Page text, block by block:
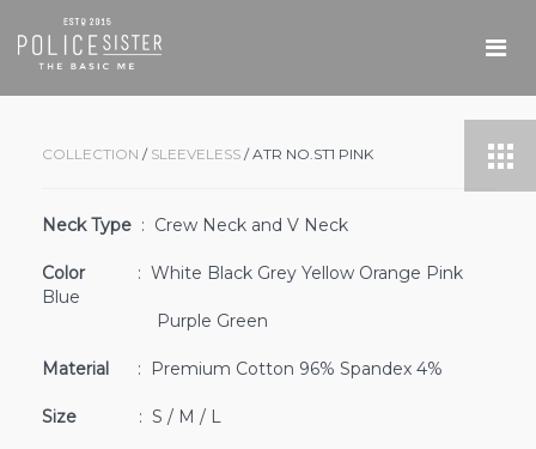
COLLECTION / SLEEVELESS / ATR NO.ST1 PINK
Neck Type : Crew Neck and V Neck
Color
: White Black Grey Yellow Orange Pink
Blue
Purple Green
Material : Premium Cotton 96% Spandex 4%
Size : S / M / L